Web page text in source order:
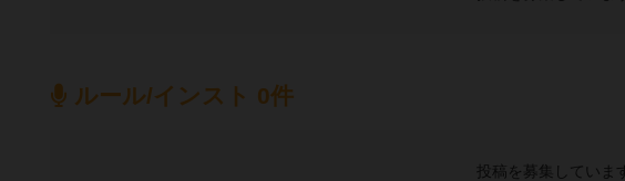
ルール/インスト 0件
投稿を募集しています